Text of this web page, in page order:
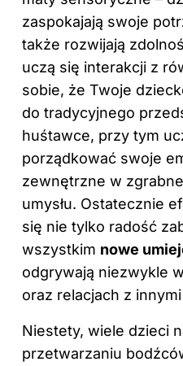
zaspokajają swoje
także rozwijają
uczą się interakcji z
sobie, że Twoje
do tradycyjnego
huśtawce, przy tym
porządkować swoje
zewnętrzne w
umysłu. Ostatecznie
się nie tylko radość
wszystkim nowe
odgrywają niezwykle
oraz relacjach z
Niestety, wiele dzieci
przetwarzaniu